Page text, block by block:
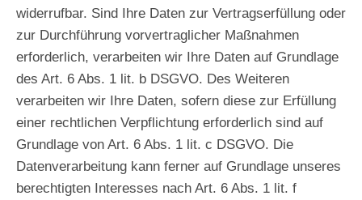
widerrufbar. Sind Ihre Daten zur Vertragserfüllung oder
zur Durchführung vorvertraglicher Maßnahmen
erforderlich, verarbeiten wir Ihre Daten auf Grundlage
des Art. 6 Abs. 1 lit. b DSGVO. Des Weiteren
verarbeiten wir Ihre Daten, sofern diese zur Erfüllung
einer rechtlichen Verpflichtung erforderlich sind auf
Grundlage von Art. 6 Abs. 1 lit. c DSGVO. Die
Datenverarbeitung kann ferner auf Grundlage unseres
berechtigten Interesses nach Art. 6 Abs. 1 lit. f